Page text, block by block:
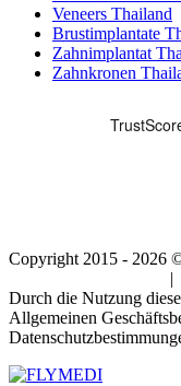
Veneers Thailand
Brustimplantate
Zahnimplantat
Zahnkronen
Copyright 2015 - 2026
|
Durch die Nutzung
Allgemeinen